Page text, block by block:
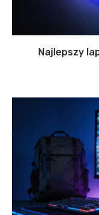
Najlepszy